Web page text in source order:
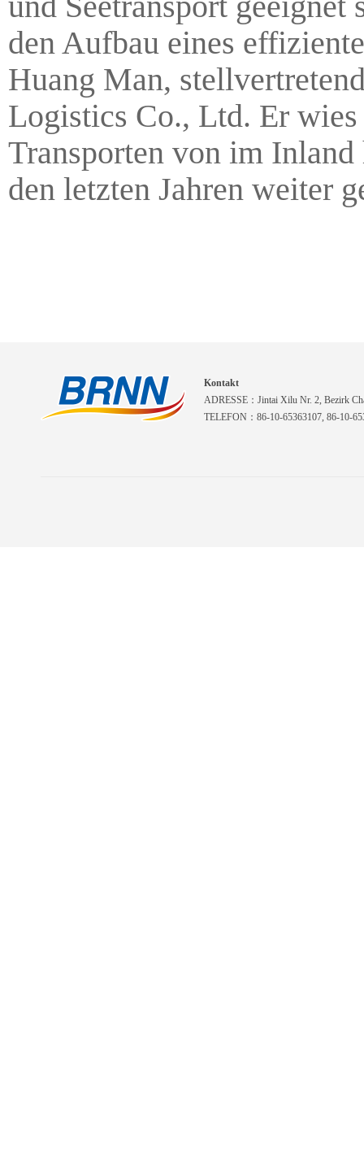
den Aufbau eines
Huang Man,
Logistics Co., Ltd. Er
Transporten von im
den letzten Jahren weiter
Kontakt
ADRESSE：Jintai Xilu Nr. 2, Bezirk
TELEFON：86-10-65363107, 86-10-